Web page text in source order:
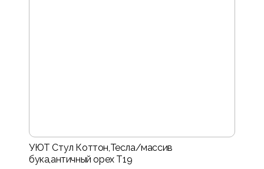
УЮТ Стул Коттон,Тесла/массив
бука,античный орех Т19